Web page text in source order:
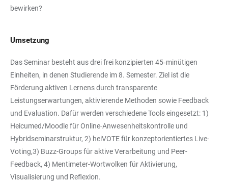
bewirken?
Umsetzung
Das Seminar besteht aus drei frei konzipierten 45‑minütigen
Einheiten, in denen Studierende im 8. Semester. Ziel ist die
Förderung aktiven Lernens durch transparente
Leistungserwartungen, aktivierende Methoden sowie Feedback
und Evaluation. Dafür werden verschiedene Tools eingesetzt: 1)
Heicumed/Moodle für Online-Anwesenheitskontrolle und
Hybridseminarstruktur, 2) heiVOTE für konzeptorientiertes Live-
Voting,3) Buzz-Groups für aktive Verarbeitung und Peer-
Feedback, 4) Mentimeter-Wortwolken für Aktivierung,
Visualisierung und Reflexion.